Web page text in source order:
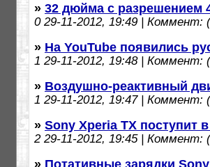
» 32 дюйма с разрешением
029-11-2012, 19:49 | Коммент:
» На YouTube появились
1 29-11-2012, 19:48 | Коммент:
» Воздушно-реактивный
1 29-11-2012, 19:47 | Коммент:
» Sony Xperia TX поступит
229-11-2012, 19:45 | Коммент:
» Потативные зарядки Sony